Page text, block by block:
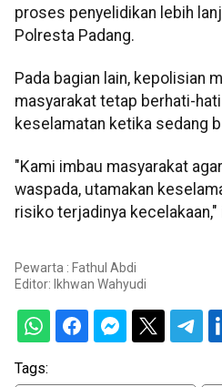
proses penyelidikan lebih
Polresta Padang.
Pada bagian lain, kepolisian
masyarakat tetap berhati-
keselamatan ketika sedang
"Kami imbau masyarakat
waspada, utamakan
risiko terjadinya kecelakaan,"
Pewarta : Fathul Abdi
Editor: Ikhwan Wahyudi
Tags: